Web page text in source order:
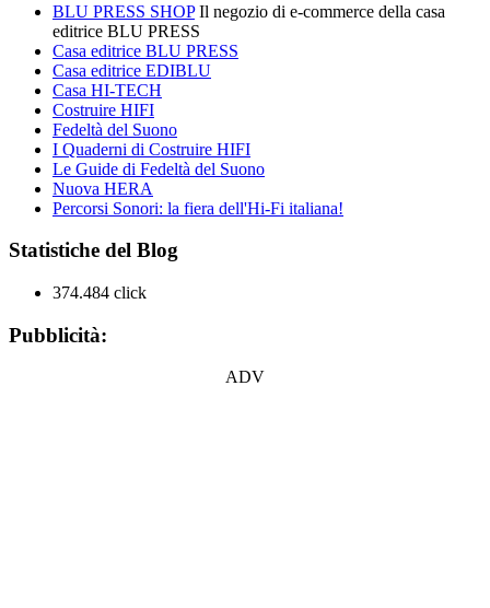
BLU PRESS SHOPIl negozio di e-commerce della casa
editrice BLU PRESS
Casa editrice BLU PRESS
Casa editrice EDIBLU
Casa HI-TECH
Costruire HIFI
Fedeltà del Suono
I Quaderni di Costruire HIFI
Le Guide di Fedeltà del Suono
Nuova HERA
Percorsi Sonori: la fiera dell'Hi-Fi italiana!
Statistiche del Blog
374.484 click
Pubblicità:
ADV